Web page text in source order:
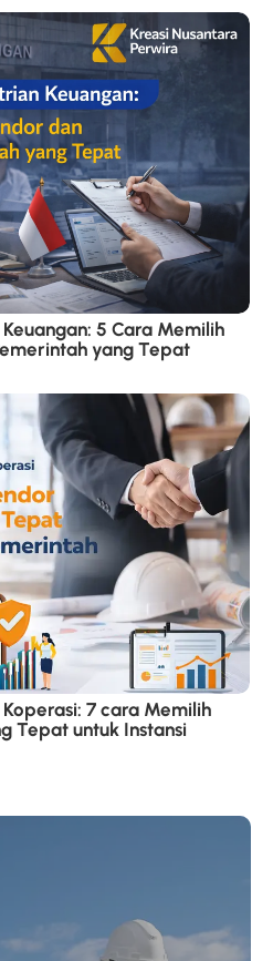
5 Cara Memilih
yang Tepat
7 cara Memilih
Tepat untuk Instansi